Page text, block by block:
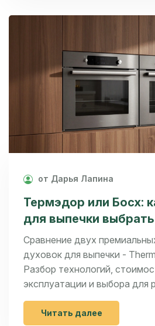
от Дарья Лапина
Термэдор или Босх:
для выпечки
Сравнение двух
духовок для выпечки -
Разбор технологий,
эксплуатации и выбора для
условий.
Читать далее